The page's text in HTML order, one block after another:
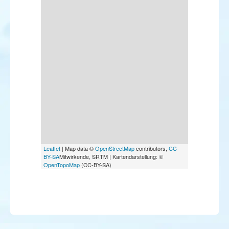
Leaflet | Map data ©OpenStreetMapcontributors, CC-
BY-SAMitwirkende, SRTM | Kartendarstellung: ©
OpenTopoMap (CC-BY-SA)